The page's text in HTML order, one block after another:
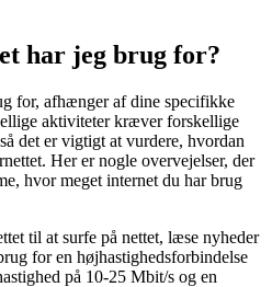
har jeg brug for?
for, afhænger af dine specifikke
aktiviteter kræver forskellige
det er vigtigt at vurdere, hvordan
Her er nogle overvejelser, der
hvor meget internet du har brug
til at surfe på nettet, læse nyheder
for en højhastighedsforbindelse
på 10-25 Mbit/s og en